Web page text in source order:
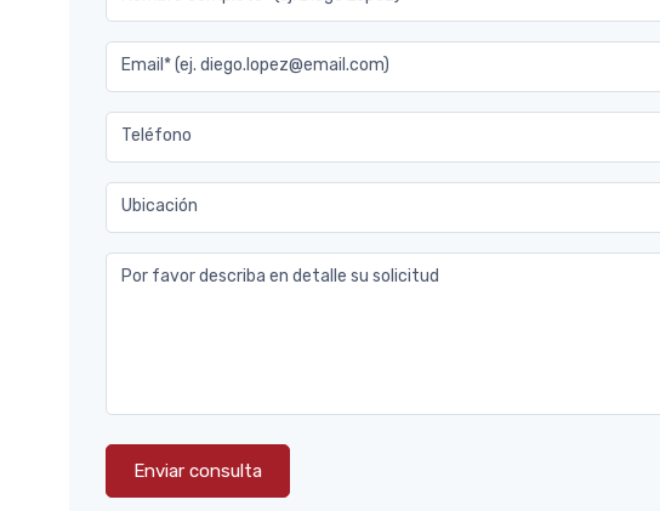
Email* (ej. diego.lopez@email.com)
Teléfono
Ubicación
Por favor describa en detalle su solicitud
Enviar consulta